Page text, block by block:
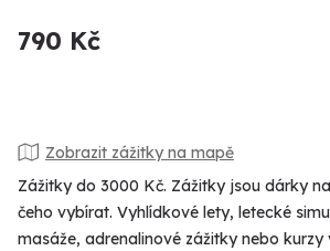
790 Kč
Zobrazit zážitky na mapě
Zážitky do 3000 Kč. Zážitky jsou dárky
čeho vybírat. Vyhlídkové lety, letecké
masáže, adrenalinové zážitky nebo